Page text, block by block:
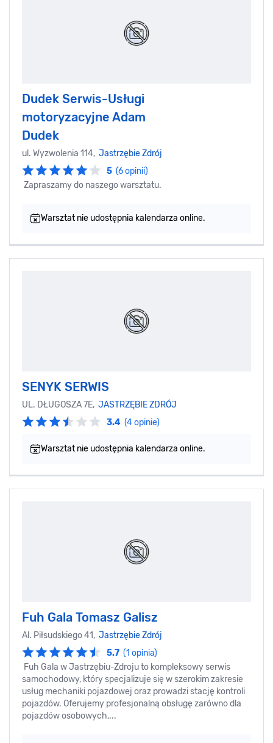
Dudek Serwis-Usługi
motoryzacyjne Adam
Dudek
ul. Wyzwolenia 114, Jastrzębie Zdrój
5 (6 opinii)
Zapraszamy do naszego warsztatu.
Warsztat nie udostępnia kalendarza online.
SENYK SERWIS
UL. DŁUGOSZA 7E, JASTRZĘBIE ZDRÓJ
3.4 (4 opinie)
Warsztat nie udostępnia kalendarza online.
Fuh Gala Tomasz Galisz
Al. Piłsudskiego 41, Jastrzębie Zdrój
5.7 (1 opinia)
Fuh Gala w Jastrzębiu-Zdroju to kompleksowy serwis
samochodowy, który specjalizuje się w szerokim zakresie
usług mechaniki pojazdowej oraz prowadzi stację kontroli
pojazdów. Oferujemy profesjonalną obsługę zarówno dla
pojazdów osobowych,...